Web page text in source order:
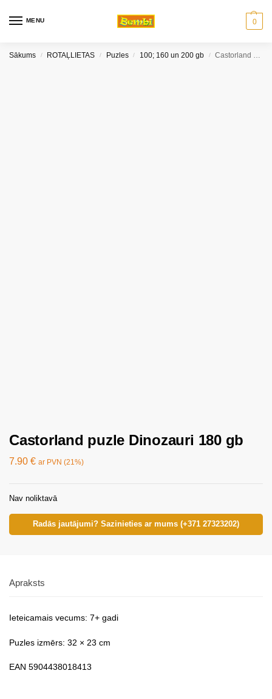
MENU 0
Sākums / ROTAĻLIETAS / Puzles / 100; 160 un 200 gb / Castorland puzle Dinozauri 180 gb
Castorland puzle Dinozauri 180 gb
7.90 € ar PVN (21%)
Nav noliktavā
Radās jautājumi? Sazinieties ar mums (+371 27323202)
Apraksts
Ieteicamais vecums: 7+ gadi
Puzles izmērs: 32 × 23 cm
EAN 5904438018413